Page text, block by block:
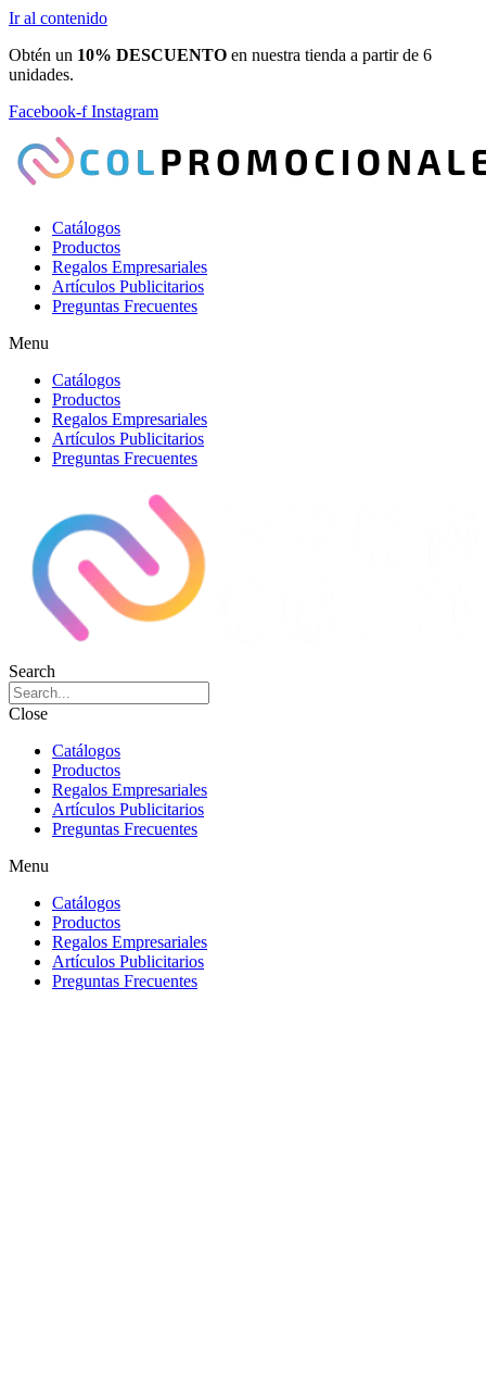
Ir al contenido
Obtén un 10% DESCUENTO en nuestra tienda a partir de 6
unidades.
Facebook-f Instagram
Catálogos
Productos
Regalos Empresariales
Artículos Publicitarios
Preguntas Frecuentes
Menu
Catálogos
Productos
Regalos Empresariales
Artículos Publicitarios
Preguntas Frecuentes
Search
Close
Catálogos
Productos
Regalos Empresariales
Artículos Publicitarios
Preguntas Frecuentes
Menu
Catálogos
Productos
Regalos Empresariales
Artículos Publicitarios
Preguntas Frecuentes